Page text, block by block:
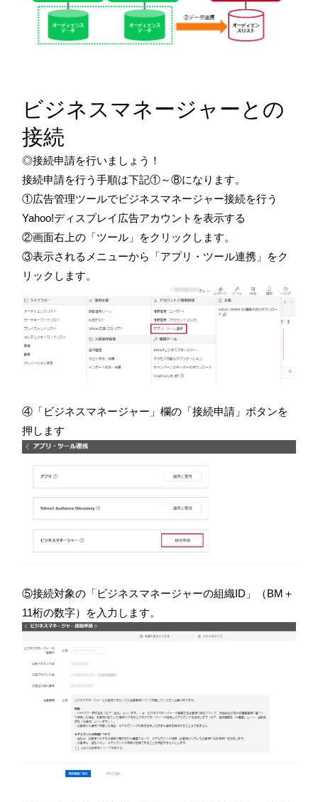
ビジネスマネージャーとの
接続
◎接続申請を行いましょう！
接続申請を行う手順は下記①～⑧になります。
①広告管理ツールでビジネスマネージャー接続を行う
Yahoo!ディスプレイ広告アカウントを表示する
②画面右上の「ツール」をクリックします。
③表示されるメニューから「アプリ・ツール連携」をク
リックします。
④「ビジネスマネージャー」欄の「接続申請」ボタンを
押します
⑤接続対象の「ビジネスマネージャーの組織ID」（BM＋
11桁の数字）を入力します。